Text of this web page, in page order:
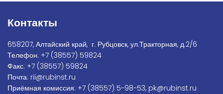
Контакты
658207, Алтайский край, г. Рубцовск, ул.Тракторная, д.2/6
Телефон: +7 (38557) 59824
Факс: +7 (38557) 59824
Почта: rii@rubinst.ru
Приёмная комиссия: +7 (38557) 5-98-53, pk@rubinst.ru